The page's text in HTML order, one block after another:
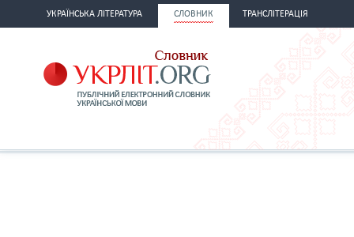
УКРАЇНСЬКА ЛІТЕРАТУРА СЛОВНИК ТРАНСЛІТЕРАЦІЯ